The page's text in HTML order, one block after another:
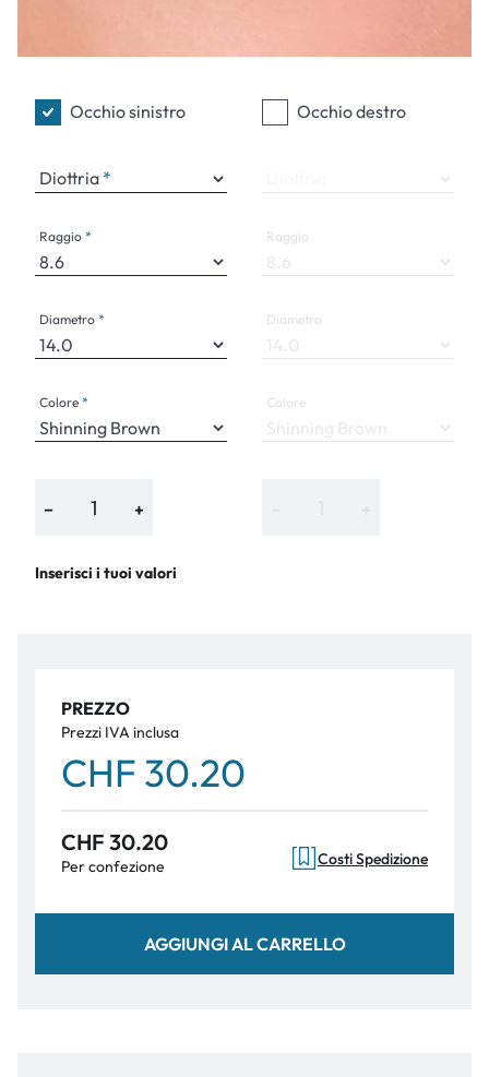
Occhio sinistro
Diottria
Raggio
Diametro
Colore
− +
Inserisci i tuoi valori
Occhio destro
Raggio
Diametro
Colore
PREZZO
Prezzi IVA inclusa
CHF 30.20
CHF 30.20
Per confezione Costi Spedizione
AGGIUNGI AL CARRELLO